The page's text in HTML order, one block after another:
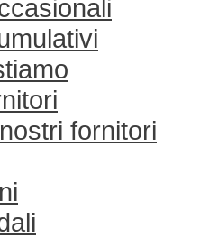
fornitori